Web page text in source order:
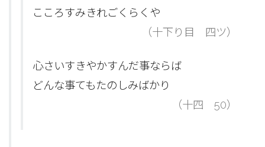
こころすみきれごくらくや
（十下り目 四ツ）
心さいすきやかすんだ事ならば
どんな事てもたのしみばかり
（十四 50）